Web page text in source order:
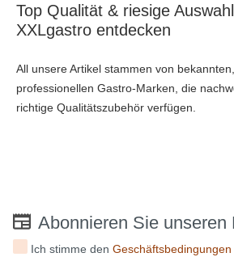
Top Qualität & riesige
XXLgastro entdecken
All unsere Artikel stammen von
professionellen Gastro-Marken, die
richtige Qualitätszubehör verfügen.
Abonnieren Sie unseren
Ich stimme denGeschäftsbedingungen